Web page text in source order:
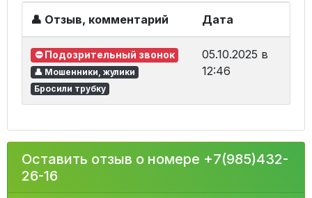
👤 Отзыв, комментарий Дата
⛔ Подозрительный звонок
👤 Мошенники, жулики
Бросили трубку
05.10.2025 в
12:46
Оставить отзыв о номере +7(985)432-
26-16